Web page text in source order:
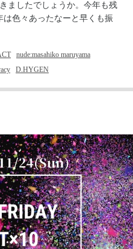
ましたでしょうか。今年も残
色々あったなーと早くも振
nude:masahiko maruyama
D.HYGEN